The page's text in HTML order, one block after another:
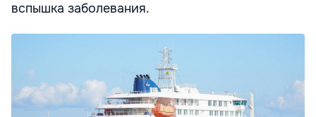
вспышка заболевания.